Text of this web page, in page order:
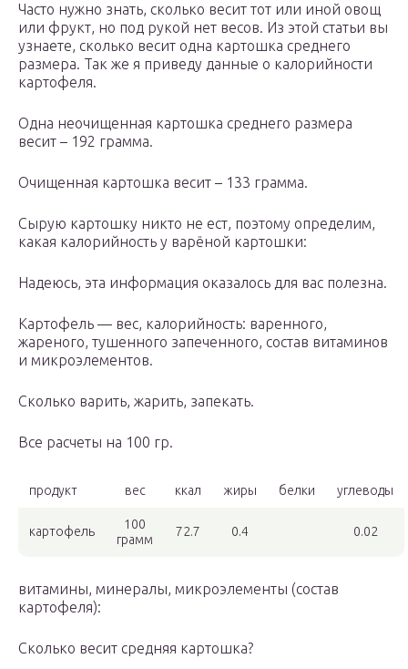
Часто нужно знать, сколько весит тот или иной овощ
или фрукт, но под рукой нет весов. Из этой статьи вы
узнаете, сколько весит одна картошка среднего
размера. Так же я приведу данные о калорийности
картофеля.
Одна неочищенная картошка среднего размера
весит – 192 грамма.
Очищенная картошка весит – 133 грамма.
Сырую картошку никто не ест, поэтому определим,
какая калорийность у варёной картошки:
Надеюсь, эта информация оказалось для вас полезна.
Картофель — вес, калорийность: варенного,
жареного, тушенного запеченного, состав витаминов
и микроэлементов.
Сколько варить, жарить, запекать.
Все расчеты на 100 гр.
продукт вес ккал жиры белки углеводы
картофель
100
грамм
72.7 0.4 0.02
витамины, минералы, микроэлементы (состав
картофеля):
Сколько весит средняя картошка?